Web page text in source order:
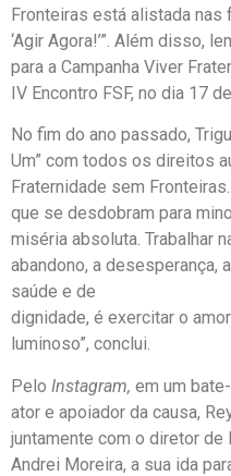
Fronteiras está alistada nas
‘Agir Agora!’”. Além disso,
para a Campanha Viver
IV Encontro FSF, no dia 17
No fim do ano passado,
Um” com todos os direitos
Fraternidade sem
que se desdobram para
miséria absoluta. Trabalhar
abandono, a desesperança,
saúde e de
dignidade, é exercitar o
luminoso”, conclui.
Pelo Instagram, em um
ator e apoiador da causa,
juntamente com o diretor de
Andrei Moreira, a sua ida